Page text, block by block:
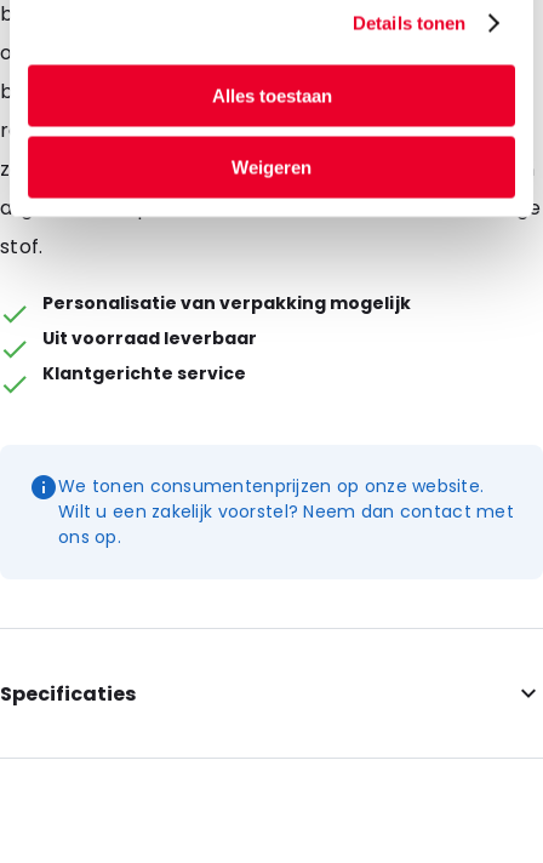
Details tonen
Alles toestaan
Weigeren
bijzondere eisen stellen. Door de gripsluiting zijn ze
onbeperkt te openen en te sluiten! Door de ronde
bodem kunnen de verpakkingen makkelijk en stabiel
rechtop staan. Wij leveren deze stazakken met of
zonder ventiel. De stazakken kunnen door ons worden
afgevuld met poeders, vloeistoffen, tabletten of droge
stof.
Personalisatie van verpakking mogelijk
Uit voorraad leverbaar
Klantgerichte service
We tonen consumentenprijzen op onze website.
Wilt u een zakelijk voorstel? Neem dan contact met
ons op.
Specificaties
Additional information: Met inkepingen